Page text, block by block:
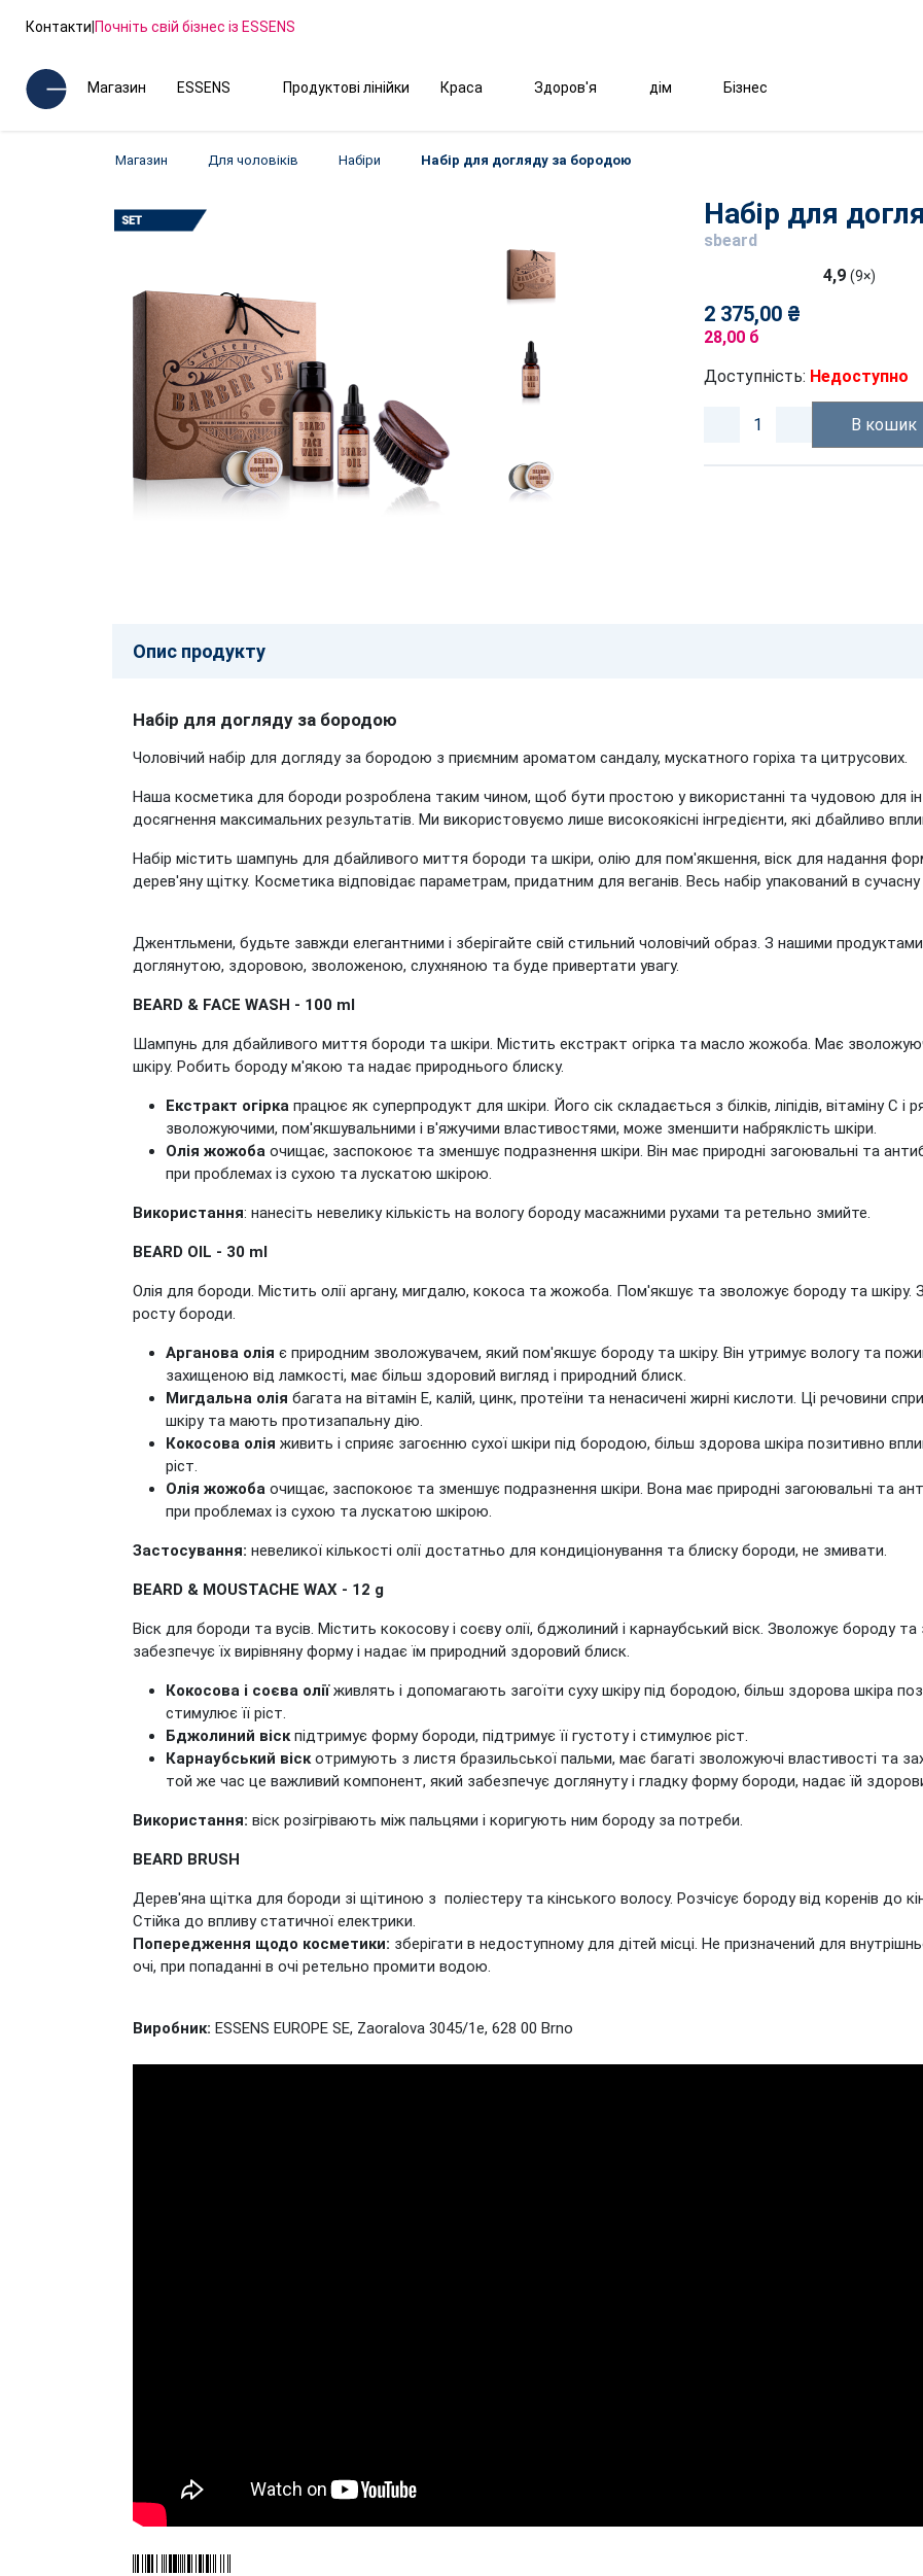
Контакти|Почніть свій бізнес із ESSENS
Магазин ESSENS Продуктові лінійки Краса Здоров'я дім Бізнес
Магазин Для чоловіків Набіри Набір для догляду за бородою
Набір для
sbeard
4,9 (9×)
2 375,00 ₴
28,00 б
Доступність: Недоступно
В кошик
Опис продукту
Набір для догляду за бородою
Чоловічий набір для догляду за бородою з приємним ароматом сандалу, мускатного горіха та цитрусових.
Наша косметика для бороди розроблена таким чином, щоб бути простою у використанні та чудовою для
досягнення максимальних результатів. Ми використовуємо лише високоякісні інгредієнти, які дбайливо
Набір містить шампунь для дбайливого миття бороди та шкіри, олію для пом'якшення, віск для надання
дерев'яну щітку. Косметика відповідає параметрам, придатним для веганів. Весь набір упакований в сучасну
Джентльмени, будьте завжди елегантними і зберігайте свій стильний чоловічий образ. З нашими
доглянутою, здоровою, зволоженою, слухняною та буде привертати увагу.
BEARD & FACE WASH - 100 ml
Шампунь для дбайливого миття бороди та шкіри. Містить екстракт огірка та масло жожоба. Має
шкіру. Робить бороду м'якою та надає природнього блиску.
Екстракт огірка працює як суперпродукт для шкіри. Його сік складається з білків, ліпідів, вітаміну С і
зволожуючими, пом'якшувальними і в'яжучими властивостями, може зменшити набряклість шкіри.
Олія жожоба очищає, заспокоює та зменшує подразнення шкіри. Він має природні загоювальні та
при проблемах із сухою та лускатою шкірою.
Використання: нанесіть невелику кількість на вологу бороду масажними рухами та ретельно змийте.
BEARD OIL - 30 ml
Олія для бороди. Містить олії аргану, мигдалю, кокоса та жожоба. Пом'якшує та зволожує бороду та шкіру.
росту бороди.
Арганова олія є природним зволожувачем, який пом'якшує бороду та шкіру. Він утримує вологу та
захищеною від ламкості, має більш здоровий вигляд і природний блиск.
Мигдальна олія багата на вітамін Е, калій, цинк, протеїни та ненасичені жирні кислоти. Ці речовини
шкіру та мають протизапальну дію.
Кокосова олія живить і сприяє загоєнню сухої шкіри під бородою, більш здорова шкіра позитивно
ріст.
Олія жожоба очищає, заспокоює та зменшує подразнення шкіри. Вона має природні загоювальні та
при проблемах із сухою та лускатою шкірою.
Застосування: невеликої кількості олії достатньо для кондиціонування та блиску бороди, не змивати.
BEARD & MOUSTACHE WAX - 12 g
Віск для бороди та вусів. Містить кокосову і соєву олії, бджолиний і карнаубський віск. Зволожує бороду та
забезпечує їх вирівняну форму і надає їм природний здоровий блиск.
Кокосова і соєва оліїживлять і допомагають загоїти суху шкіру під бородою, більш здорова шкіра
стимулює її ріст.
Бджолиний віскпідтримує форму бороди, підтримує її густоту і стимулює ріст.
Карнаубський віскотримують з листя бразильської пальми, має багаті зволожуючі властивості та
той же час це важливий компонент, який забезпечує доглянуту і гладку форму бороди, надає їй
Використання: віск розігрівають між пальцями і коригують ним бороду за потреби.
BEARD BRUSH
Дерев'яна щітка для бороди зі щітиною з поліестеру та кінського волосу. Розчісує бороду від коренів до
Стійка до впливу статичної електрики.
Попередження щодо косметики: зберігати в недоступному для дітей місці. Не призначений для
очі, при попаданні в очі ретельно промити водою.
Виробник: ESSENS EUROPE SE, Zaoralova 3045/1e, 628 00 Brno